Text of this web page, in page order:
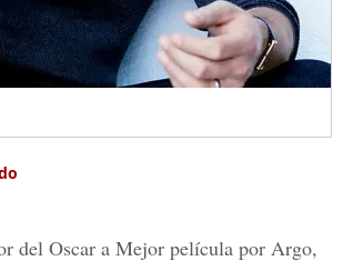
del Oscar a Mejor película por Argo,